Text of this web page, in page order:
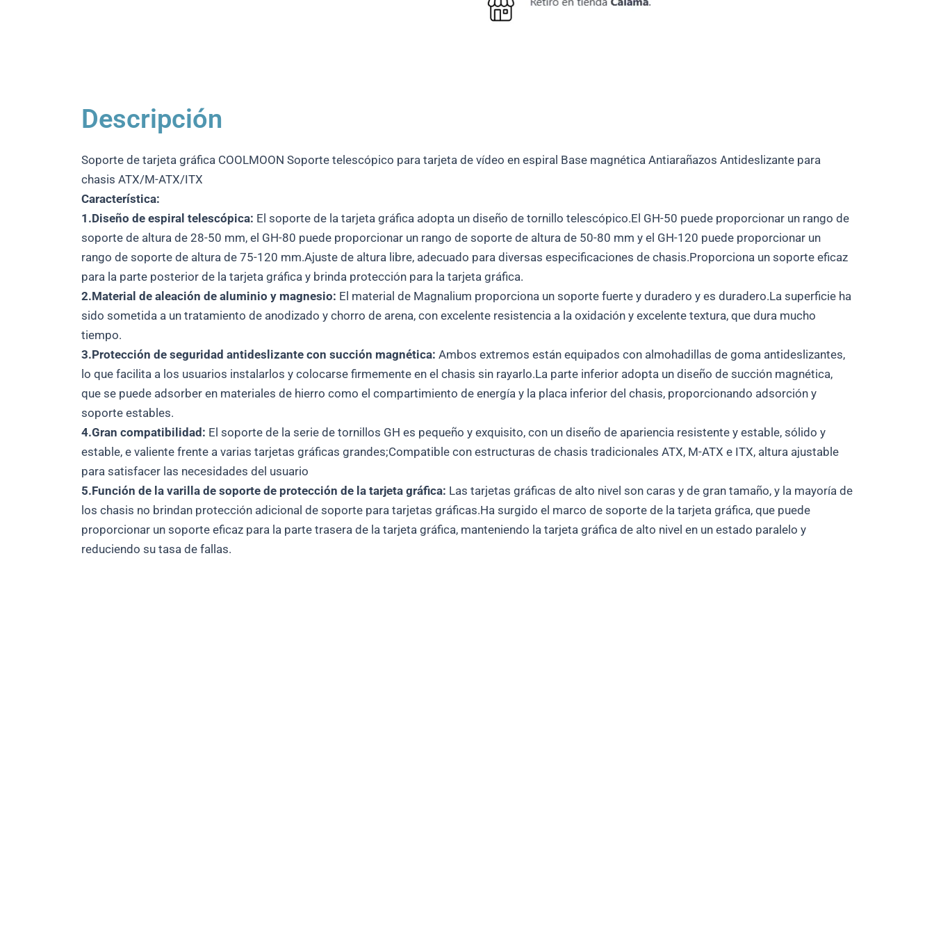
Descripción
Soporte de tarjeta gráfica COOLMOON Soporte telescópico para tarjeta de vídeo en espiral Base magnética Antiarañazos Antideslizante para
chasis ATX/M-ATX/ITX
Característica:
1.Diseño de espiral telescópica: El soporte de la tarjeta gráfica adopta un diseño de tornillo telescópico.El GH-50 puede proporcionar un rango de
soporte de altura de 28-50 mm, el GH-80 puede proporcionar un rango de soporte de altura de 50-80 mm y el GH-120 puede proporcionar un
rango de soporte de altura de 75-120 mm.Ajuste de altura libre, adecuado para diversas especificaciones de chasis.Proporciona un soporte eficaz
para la parte posterior de la tarjeta gráfica y brinda protección para la tarjeta gráfica.
2.Material de aleación de aluminio y magnesio: El material de Magnalium proporciona un soporte fuerte y duradero y es duradero.La superficie ha
sido sometida a un tratamiento de anodizado y chorro de arena, con excelente resistencia a la oxidación y excelente textura, que dura mucho
tiempo.
3.Protección de seguridad antideslizante con succión magnética: Ambos extremos están equipados con almohadillas de goma antideslizantes,
lo que facilita a los usuarios instalarlos y colocarse firmemente en el chasis sin rayarlo.La parte inferior adopta un diseño de succión magnética,
que se puede adsorber en materiales de hierro como el compartimiento de energía y la placa inferior del chasis, proporcionando adsorción y
soporte estables.
4.Gran compatibilidad: El soporte de la serie de tornillos GH es pequeño y exquisito, con un diseño de apariencia resistente y estable, sólido y
estable, e valiente frente a varias tarjetas gráficas grandes;Compatible con estructuras de chasis tradicionales ATX, M-ATX e ITX, altura ajustable
para satisfacer las necesidades del usuario
5.Función de la varilla de soporte de protección de la tarjeta gráfica: Las tarjetas gráficas de alto nivel son caras y de gran tamaño, y la mayoría de
los chasis no brindan protección adicional de soporte para tarjetas gráficas.Ha surgido el marco de soporte de la tarjeta gráfica, que puede
proporcionar un soporte eficaz para la parte trasera de la tarjeta gráfica, manteniendo la tarjeta gráfica de alto nivel en un estado paralelo y
reduciendo su tasa de fallas.